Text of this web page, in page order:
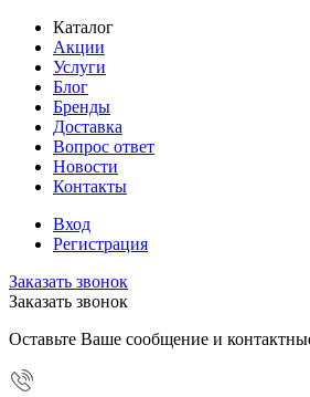
Каталог
Акции
Услуги
Блог
Бренды
Доставка
Вопрос ответ
Новости
Контакты
Вход
Регистрация
Заказать звонок
Заказать звонок
Оставьте Ваше сообщение и